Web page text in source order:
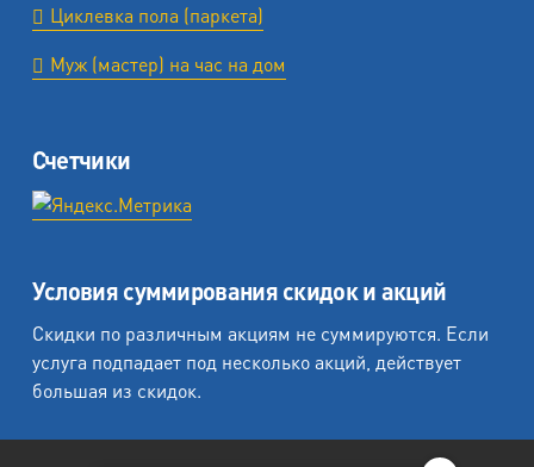
Циклевка пола (паркета)
Муж (мастер) на час на дом
Счетчики
Условия суммирования скидок и акций
Скидки по различным акциям не суммируются. Если
услуга подпадает под несколько акций, действует
большая из скидок.